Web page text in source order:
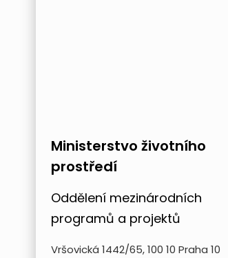
Ministerstvo životního
prostředí
Oddělení mezinárodních
programů a projektů
Vršovická 1442/65, 100 10 Praha 10